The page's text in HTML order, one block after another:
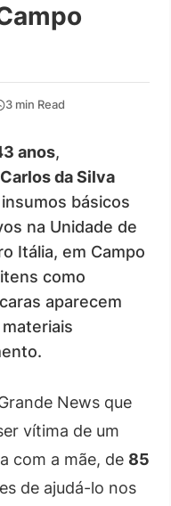
3 min Read
anos,
da Silva
básicos
na Unidade de
Itália, em Campo
como
aparecem
News que
vítima de um
com a mãe, de 85
de ajudá-lo nos